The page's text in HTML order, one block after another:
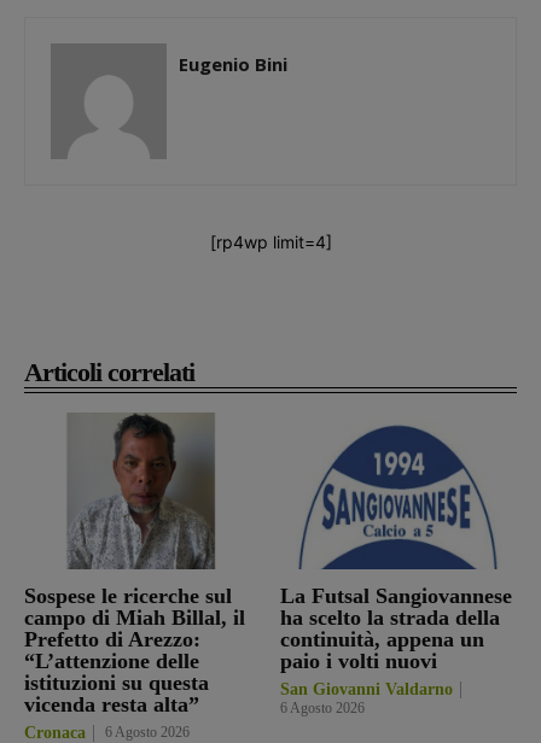
Articoli correlati
Sospese le ricerche sul
campo di Miah Billal, il
Prefetto di Arezzo:
“L’attenzione delle
istituzioni su questa
vicenda resta alta”
Cronaca 6 Agosto 2026
La Futsal Sangiovannese
ha scelto la strada della
continuità, appena un
paio i volti nuovi
San Giovanni Valdarno
6 Agosto 2026
Eugenio Bini
[rp4wp limit=4]